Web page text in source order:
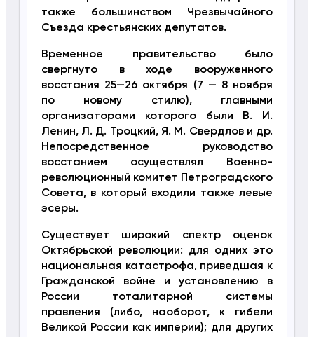
также большинством Чрезвычайного
Съезда крестьянских депутатов.
Временное правительство было
свергнуто в ходе вооруженного
восстания 25—26 октября (7 — 8 ноября
по новому стилю), главными
организаторами которого были В. И.
Ленин, Л. Д. Троцкий, Я. М. Свердлов и др.
Непосредственное руководство
восстанием осуществлял Военно-
революционный комитет Петроградского
Совета, в который входили также левые
эсеры.
Существует широкий спектр оценок
Октябрьской революции: для одних это
национальная катастрофа, приведшая к
Гражданской войне и установлению в
России тоталитарной системы
правления (либо, наоборот, к гибели
Великой России как империи); для других